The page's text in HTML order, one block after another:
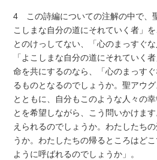
4 この詩編についての注解の中で、
こしまな自分の道にそれていく者」
とのけっしてない、「心のまっすぐな
「よこしまな自分の道にそれていく
命を共にするのなら、「心のまっす
るものとなるのでしょうか。聖アウ
とともに、自分もこのような人々の
とを希望しながら、こう問いかけま
えられるのでしょうか。わたしたち
うか。わたしたちの帰るところはど
ように呼ばれるのでしょうか」。